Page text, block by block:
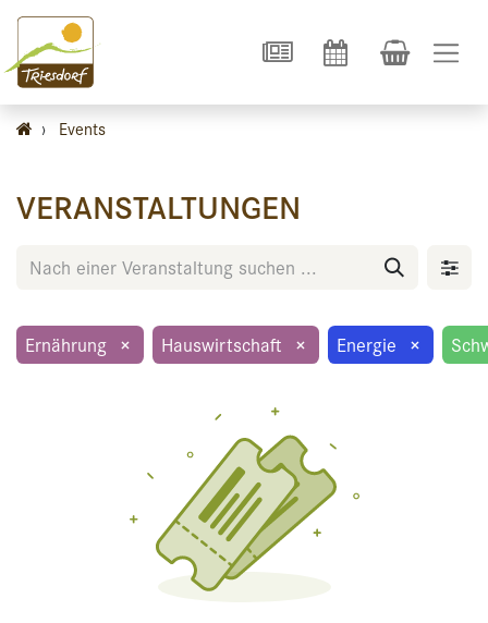
› Events
VERANSTALTUNGEN
Ernährung × Hauswirtschaft × Energie ×